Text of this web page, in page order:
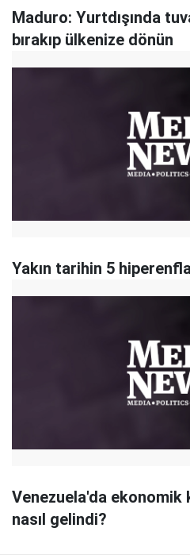
Maduro: Yurtdışında
bırakıp ülkenize dönün
Yakın tarihin 5
Venezuela'da
nasıl gelindi?